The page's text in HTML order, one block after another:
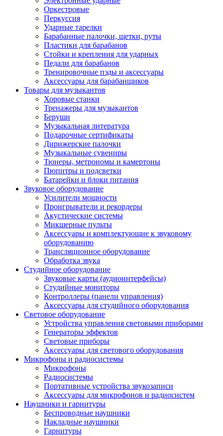
Оркестровые
Перкуссия
Ударные тарелки
Барабанные палочки, щетки, руты
Пластики для барабанов
Стойки и крепления для ударных
Педали для барабанов
Тренировочные пэды и аксессуары
Аксессуары для барабанщиков
Товары для музыкантов
Хоровые станки
Тренажеры для музыкантов
Беруши
Музыкальная литература
Подарочные сертификаты
Дирижерские палочки
Музыкальные сувениры
Тюнеры, метрономы и камертоны
Пюпитры и подсветки
Батарейки и блоки питания
Звуковое оборудование
Усилители мощности
Проигрыватели и рекордеры
Акустические системы
Микшерные пульты
Аксессуары и комплектующие к звуковому
оборудованию
Трансляционное оборудование
Обработка звука
Студийное оборудование
Звуковые карты (аудиоинтерфейсы)
Студийные мониторы
Контроллеры (панели управления)
Аксессуары для студийного оборудования
Световое оборудование
Устройства управления световыми приборами
Генераторы эффектов
Световые приборы
Аксессуары для светового оборудования
Микрофоны и радиосистемы
Микрофоны
Радиосистемы
Портативные устройства звукозаписи
Аксессуары для микрофонов и радиосистем
Наушники и гарнитуры
Беспроводные наушники
Накладные наушники
Гарнитуры